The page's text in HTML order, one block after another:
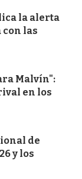
la alerta
con las
Malvín":
en los
de
y los